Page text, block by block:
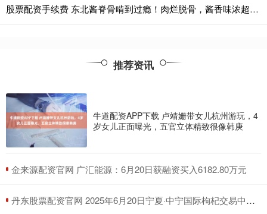
股票配资手续费 东北酱脊骨啃到过瘾！肉烂脱骨，酱香味浓超下饭
推荐资讯
牛道配资APP下载 卢靖姗带女儿杭州游玩，4
岁女儿正面曝光，五官立体精致很像韩庚
​金来源配资官网 广汇能源：6月20日获融资买入6182.80万元
​丹东股票配资官网 2025年6月20日宁夏·中宁国际枸杞交易中心价格行情